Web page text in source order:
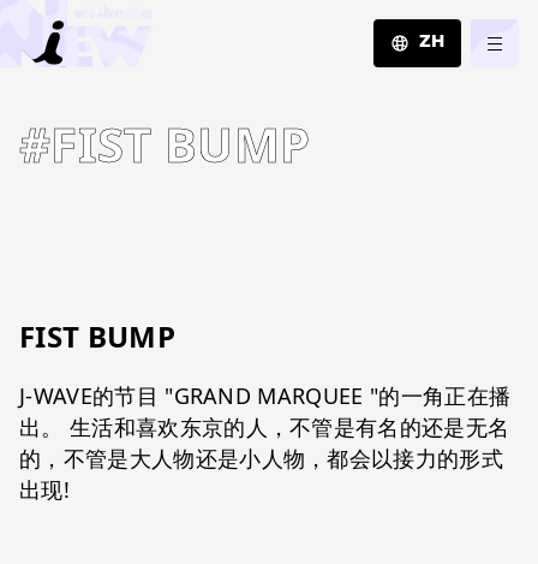
ZH
#FIST BUMP
FIST BUMP
J-WAVE的节目 "GRAND MARQUEE "的一角正在播
出。 生活和喜欢东京的人，不管是有名的还是无名
的，不管是大人物还是小人物，都会以接力的形式
出现!